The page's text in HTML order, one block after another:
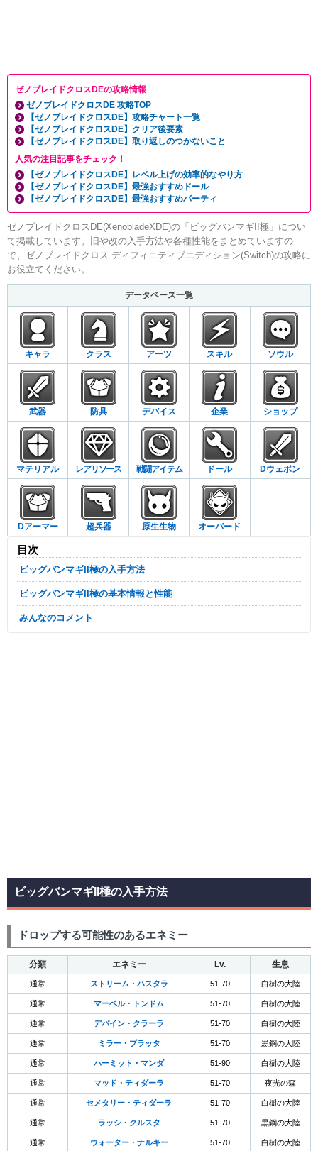
ゼノブレイドクロスDEの攻略情報
ゼノブレイドクロスDE 攻略TOP
【ゼノブレイドクロスDE】攻略チャート一覧
【ゼノブレイドクロスDE】クリア後要素
【ゼノブレイドクロスDE】取り返しのつかないこと
人気の注目記事をチェック！
【ゼノブレイドクロスDE】レベル上げの効率的なやり方
【ゼノブレイドクロスDE】最強おすすめドール
【ゼノブレイドクロスDE】最強おすすめパーティ
ゼノブレイドクロスDE(XenobladeXDE)の「ビッグバンマギII極」につい
て掲載しています。旧や改の入手方法や各種性能をまとめていますの
で、ゼノブレイドクロス ディフィニティブエディション(Switch)の攻略に
お役立てください。
データベース一覧
キャラ クラス アーツ スキル ソウル
武器 防具 デバイス 企業 ショップ
マテリアル レアリソース 戦闘アイテム ドール Dウェポン
Dアーマー 超兵器 原生生物 オーバード
目次
ビッグバンマギII極の入手方法
ビッグバンマギII極の基本情報と性能
みんなのコメント
ビッグバンマギII極の入手方法
ドロップする可能性のあるエネミー
分類 エネミー Lv. 生息
通常 ストリーム・ハスタラ 51-70 白樹の大陸
通常 マーベル・トンドム 51-70 白樹の大陸
通常 デバイン・クラーラ 51-70 白樹の大陸
通常 ミラー・ブラッタ 51-70 黒鋼の大陸
通常 ハーミット・マンダ 51-90 白樹の大陸
通常 マッド・ティダーラ 51-70 夜光の森
通常 セメタリー・ティダーラ 51-70 白樹の大陸
通常 ラッシ・クルスタ 51-70 黒鋼の大陸
通常 ウォーター・ナルキー 51-70 白樹の大陸